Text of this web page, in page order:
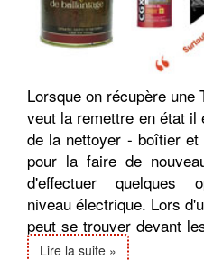
Lorsque on récupère une
veut la remettre en état il
de la nettoyer - boîtier
pour la faire de
d'effectuer quelques
niveau électrique. Lors
peut se trouver devant
suivants ...
Lire la suite »